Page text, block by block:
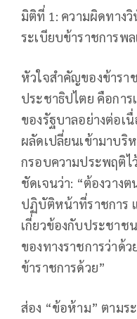
มิติที่ 1: ความผิดทาง
ระเบียบข้าราชการพ
หัวใจสำคัญของข้ารา
ประชาธิปไตย คือกา
ของรัฐบาลอย่างต่อเ
ผลัดเปลี่ยนเข้ามาบ
กรอบความประพฤติไ
ชัดเจนว่า: “ต้องวางต
ปฏิบัติหน้าที่ราชการ
เกี่ยวข้องกับประชาช
ของทางราชการว่าด้ว
ข้าราชการด้วย”
ส่อง “ข้อห้าม” ตามร